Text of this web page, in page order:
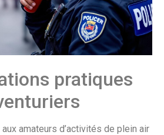
pratiques
amateurs d’activités de plein air